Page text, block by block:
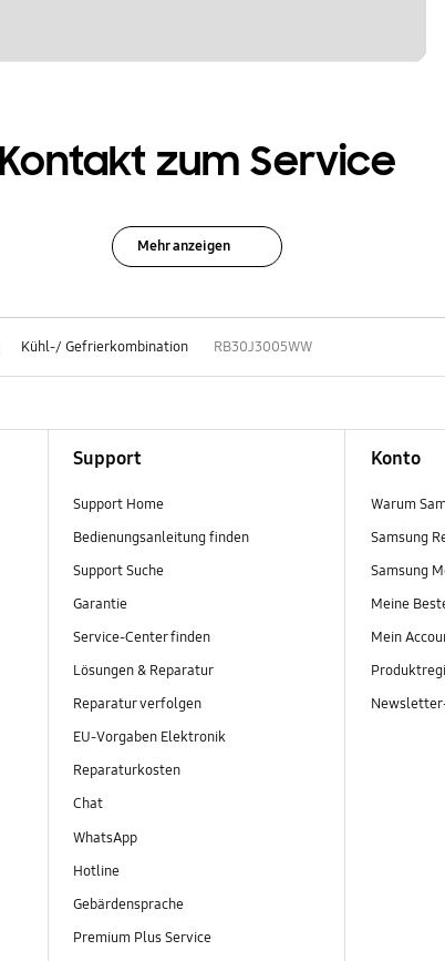
Kontakt zum Service
Mehr anzeigen
Kühl-/ Gefrierkombination RB30J3005WW
Support
Support Home
Bedienungsanleitung finden
Support Suche
Garantie
Service-Center finden
Lösungen & Reparatur
Reparatur verfolgen
EU-Vorgaben Elektronik
Reparaturkosten
Chat
WhatsApp
Hotline
Gebärdensprache
Premium Plus Service
Konto
Warum
Samsung
Samsung
Meine
Mein